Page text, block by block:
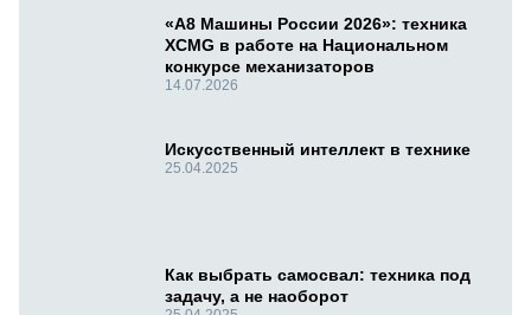
«А8 Машины России 2026»: техника
XCMG в работе на Национальном
конкурсе механизаторов
14.07.2026
Искусственный интеллект в технике
25.04.2025
Как выбрать самосвал: техника под
задачу, а не наоборот